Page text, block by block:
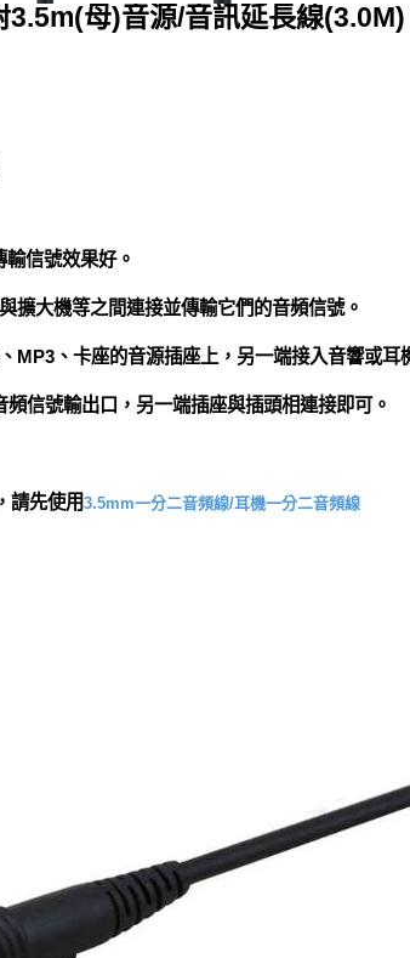
3.5m(母)音源/音訊延長線(3.0M)
信號效果好。
擴大機等之間連接並傳輸它們的音頻信號。
MP3、卡座的音源插座上，另一端接入音響或耳
信號輸出口，另一端插座與插頭相連接即可。
請先使用3.5mm一分二音頻線/耳機一分二音頻線